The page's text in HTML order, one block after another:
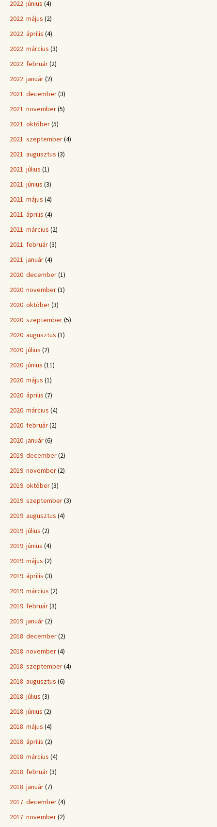
2022. június (4)
2022. május (2)
2022. április (4)
2022. március (3)
2022. február(2)
2022. január(2)
2021. december(3)
2021. november(5)
2021. október(5)
2021. szeptember(4)
2021. augusztus (3)
2021. július (1)
2021. június (3)
2021. május (4)
2021. április (4)
2021. március (2)
2021. február(3)
2021. január(4)
2020. december(1)
2020. november(1)
2020. október(3)
2020. szeptember(5)
2020. augusztus (1)
2020. július (2)
2020. június (11)
2020. május (1)
2020. április (7)
2020. március (4)
2020. február(2)
2020. január(6)
2019. december(2)
2019. november(2)
2019. október(3)
2019. szeptember(3)
2019. augusztus (4)
2019. július (2)
2019. június (4)
2019. május (2)
2019. április (3)
2019. március (2)
2019. február(3)
2019. január(2)
2018. december(2)
2018. november(4)
2018. szeptember(4)
2018. augusztus (6)
2018. július (3)
2018. június (2)
2018. május (4)
2018. április (2)
2018. március (4)
2018. február(3)
2018. január(7)
2017. december(4)
2017. november(2)